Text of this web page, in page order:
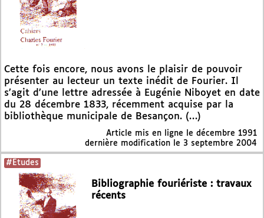
Cette fois encore, nous avons le plaisir de pouvoir
présenter au lecteur un texte inédit de Fourier. Il
s’agit d’une lettre adressée à Eugénie Niboyet en date
du 28 décembre 1833, récemment acquise par la
bibliothèque municipale de Besançon. (…)
Article mis en ligne le décembre 1991
dernière modification le 3 septembre 2004
#Etudes
Bibliographie fouriériste : travaux
récents